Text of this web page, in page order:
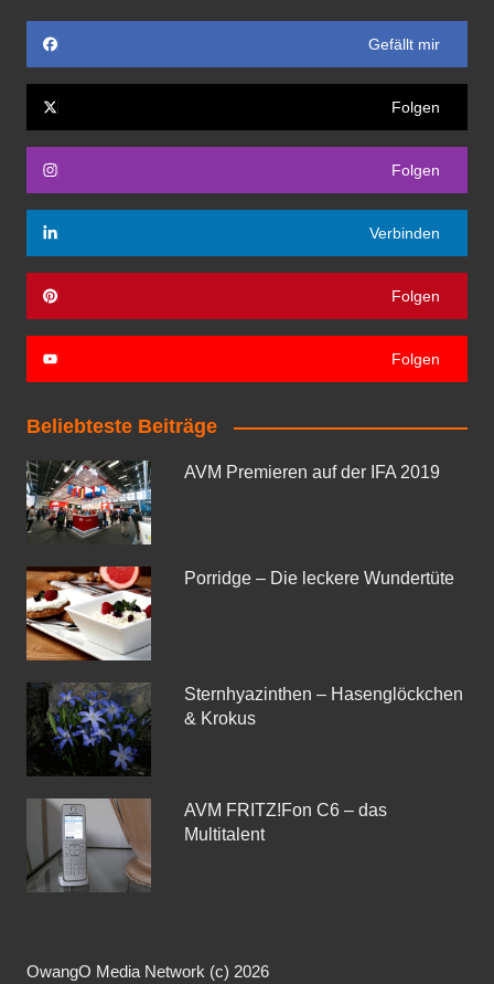
Gefällt mir
Folgen
Folgen
Verbinden
Folgen
Folgen
Beliebteste Beiträge
AVM Premieren auf der IFA 2019
Porridge – Die leckere Wundertüte
Sternhyazinthen – Hasenglöckchen
& Krokus
AVM FRITZ!Fon C6 – das
Multitalent
OwangO Media Network (c) 2026